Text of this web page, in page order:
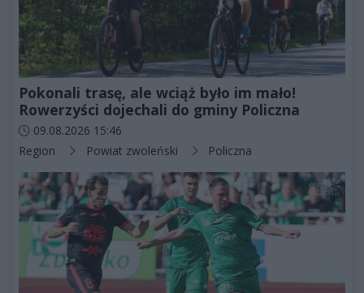
Pokonali trasę, ale wciąż było im mało!
Rowerzyści dojechali do gminy Policzna
Data dodania artykułu:
09.08.2026 15:46
Kategorie artykułu:
Region Powiat zwoleński Policzna